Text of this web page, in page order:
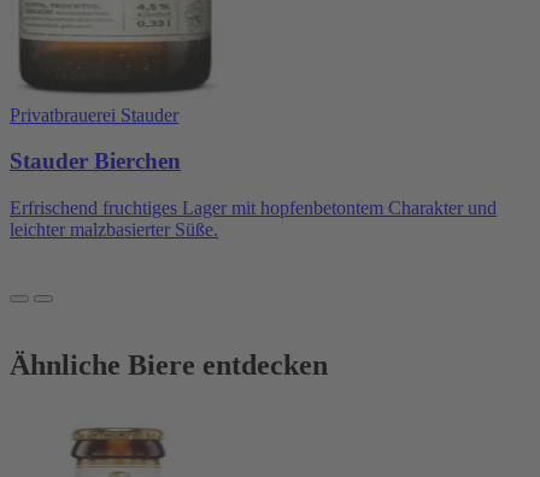
Privatbrauerei Stauder
Stauder Bierchen
Erfrischend fruchtiges Lager mit hopfenbetontem Charakter und
leichter malzbasierter Süße.
Ähnliche Biere entdecken